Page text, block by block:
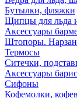
Бутылки, фляжки
Щипцы для льда
Аксессуары
Штопоры.
Термосы
Ситечки,
Аксессуары
Сифоны
Кофемолки,